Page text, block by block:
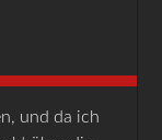
und da ich